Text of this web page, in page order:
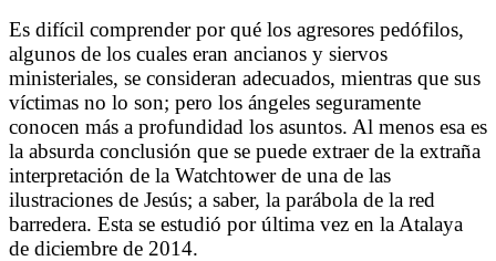
Es difícil comprender por qué los agresores pedófilos,
algunos de los cuales eran ancianos y siervos
ministeriales, se consideran adecuados, mientras que sus
víctimas no lo son; pero los ángeles seguramente
conocen más a profundidad los asuntos. Al menos esa es
la absurda conclusión que se puede extraer de la extraña
interpretación de la Watchtower de una de las
ilustraciones de Jesús; a saber, la parábola de la red
barredera. Esta se estudió por última vez en la Atalaya
de diciembre de 2014.